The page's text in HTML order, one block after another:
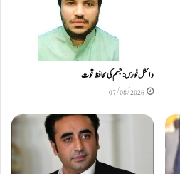
وائٹل فورس: جسم کی محافظ قوت
07/08/2026